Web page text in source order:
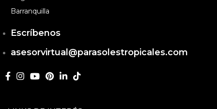
Barranquilla
Escríbenos
asesorvirtual@parasolestropicales.com